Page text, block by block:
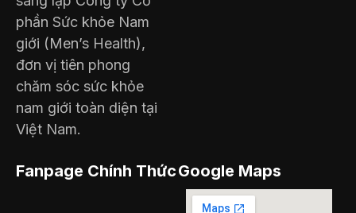
phần Sức khỏe Nam
giới (Men’s Health),
đơn vị tiên phong
chăm sóc sức khỏe
nam giới toàn diện tại
Việt Nam.
Fanpage Chính ThứcGoogle Maps